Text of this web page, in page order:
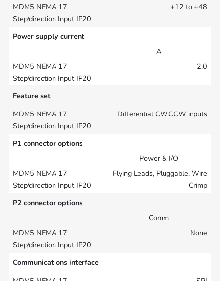
+12 to +48
Power supply current
A
2.0
Feature set
Differential CW.CCW inputs
P1 connector options
Power & I/O
Flying Leads, Pluggable, Wire
Crimp
P2 connector options
Comm
None
Communications interface